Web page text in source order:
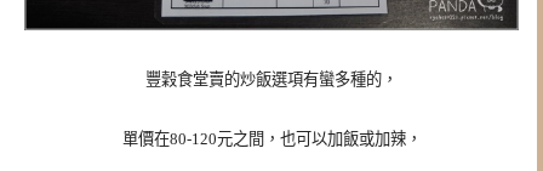
豐穀食堂賣的炒飯選項有蠻多種的，
單價在80-120元之間，也可以加飯或加辣，